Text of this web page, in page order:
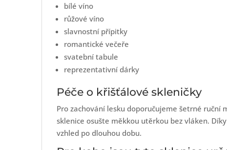
bílé víno
růžové víno
slavnostní přípitky
romantické večeře
svatební tabule
reprezentativní dárky
Péče o křišťálové skleničky
Pro zachování lesku doporučujeme šetrné
sklenice osušte měkkou utěrkou bez vláken.
vzhled po dlouhou dobu.